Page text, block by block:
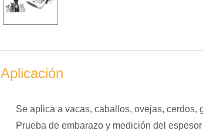
Aplicación
Se aplica a vacas, caballos, ovejas, cerdos,
Prueba de embarazo y medición del